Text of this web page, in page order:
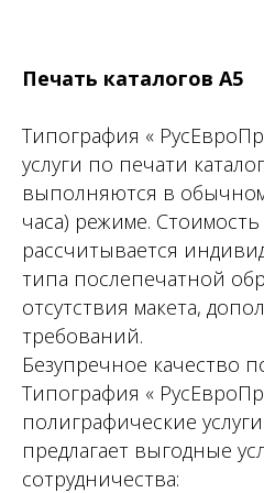
Печать каталогов А5
Типография «
услуги по печати
выполняются в
часа) режиме. Стоимость
рассчитывается
типа послепечатной
отсутствия макета,
требований.
Безупречное качество
Типография «
полиграфические
предлагает выгодные
сотрудничества: